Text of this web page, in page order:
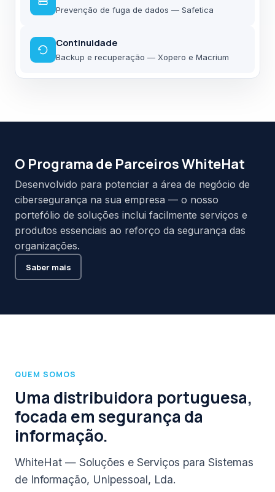
Prevenção de fuga de dados — Safetica
Continuidade
Backup e recuperação — Xopero e Macrium
O Programa de Parceiros WhiteHat
Desenvolvido para potenciar a área de negócio de
cibersegurança na sua empresa — o nosso
portefólio de soluções inclui facilmente serviços e
produtos essenciais ao reforço da segurança das
organizações.
Saber mais
QUEM SOMOS
Uma distribuidora portuguesa,
focada em segurança da
informação.
WhiteHat — Soluções e Serviços para Sistemas
de Informação, Unipessoal, Lda.